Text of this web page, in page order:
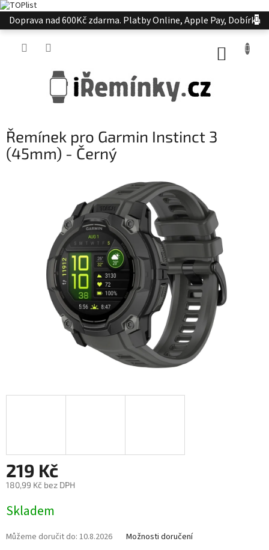
Přejít
na
Doprava nad 600Kč zdarma. Platby Online, Apple Pay, Dobírka
Řemínek pro Garmin Instinct 3
(45mm) - Černý
219 Kč
180,99 Kč bez DPH
cena:
Skladem
Můžeme doručit do: 10.8.2026 Možnosti doručení